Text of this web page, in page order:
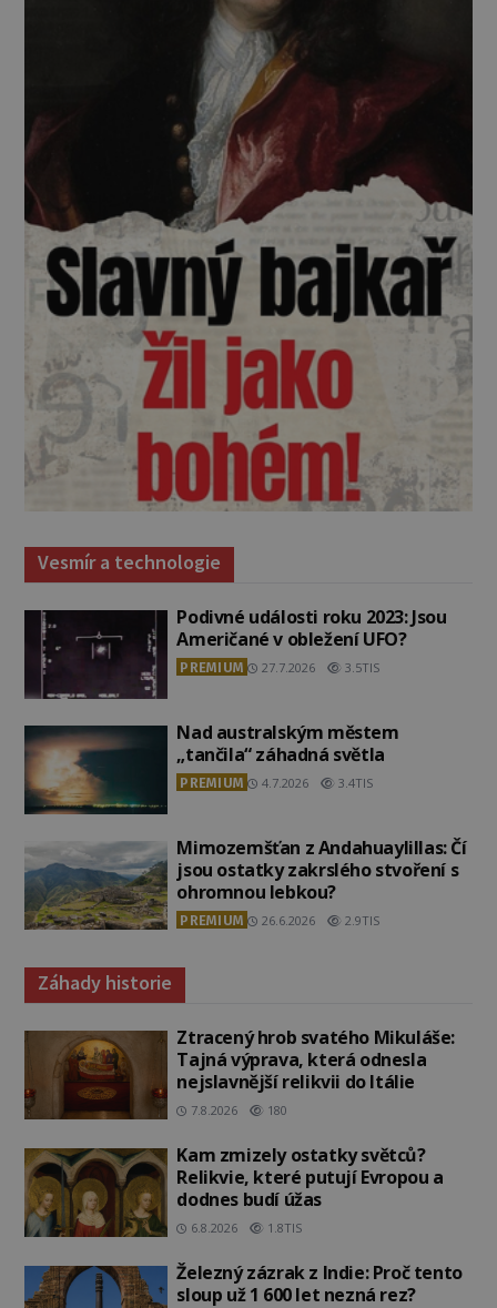
Vesmír a technologie
Podivné události roku 2023: Jsou
Američané v obležení UFO?
PREMIUM 27.7.2026 3.5TIS
Nad australským městem
„tančila“ záhadná světla
PREMIUM 4.7.2026 3.4TIS
Mimozemšťan z Andahuaylillas: Čí
jsou ostatky zakrslého stvoření s
ohromnou lebkou?
PREMIUM 26.6.2026 2.9TIS
Záhady historie
Ztracený hrob svatého Mikuláše:
Tajná výprava, která odnesla
nejslavnější relikvii do Itálie
7.8.2026 180
Kam zmizely ostatky světců?
Relikvie, které putují Evropou a
dodnes budí úžas
6.8.2026 1.8TIS
Železný zázrak z Indie: Proč tento
sloup už 1 600 let nezná rez?